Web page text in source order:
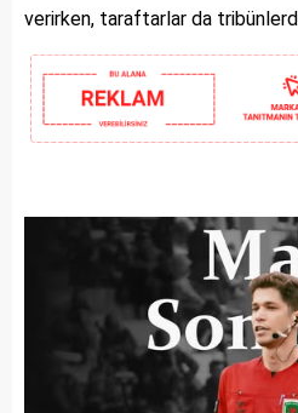
verirken, taraftarlar da